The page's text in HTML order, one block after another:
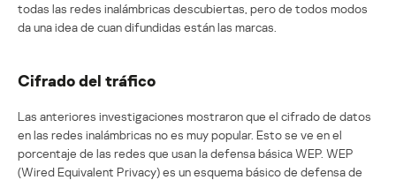
todas las redes inalámbricas descubiertas, pero de todos modos
da una idea de cuan difundidas están las marcas.
Cifrado del tráfico
Las anteriores investigaciones mostraron que el cifrado de datos
en las redes inalámbricas no es muy popular. Esto se ve en el
porcentaje de las redes que usan la defensa básica WEP. WEP
(Wired Equivalent Privacy) es un esquema básico de defensa de